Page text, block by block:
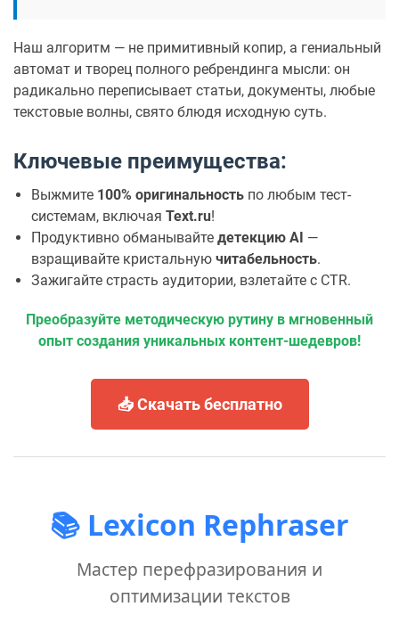
Наш алгоритм — не примитивный копир, а гениальный
автомат и творец полного ребрендинга мысли: он
радикально переписывает статьи, документы, любые
текстовые волны, свято блюдя исходную суть.
Ключевые преимущества:
Выжмите 100% оригинальность по любым тест-
системам, включая Text.ru!
Продуктивно обманывайте детекцию AI —
взращивайте кристальную читабельность.
Зажигайте страсть аудитории, взлетайте с CTR.
Преобразуйте методическую рутину в мгновенный
опыт создания уникальных контент-шедевров!
📥 Скачать бесплатно
📚 Lexicon Rephraser
Мастер перефразирования и
оптимизации текстов